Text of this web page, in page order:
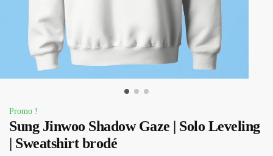
Promo !
Sung Jinwoo Shadow Gaze | Solo Leveling
| Sweatshirt brodé